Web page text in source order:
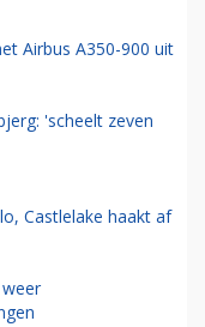
Airbus A350-900 uit
'scheelt zeven
Castlelake haakt af